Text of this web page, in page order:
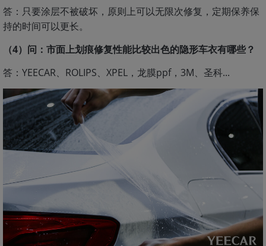
答：只要涂层不被破坏，原则上可以无限次修复，定期保养保
持的时间可以更长。
（4）问：市面上划痕修复性能比较出色的隐形车衣有哪些？
答：YEECAR、ROLIPS、XPEL，龙膜ppf，3M、圣科...